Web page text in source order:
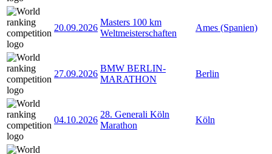
20.09.2026
Masters 100 km
Weltmeisterschaften
Ames (Spanien)
27.09.2026
BMW BERLIN-
MARATHON
Berlin
04.10.2026
28. Generali Köln
Marathon
Köln